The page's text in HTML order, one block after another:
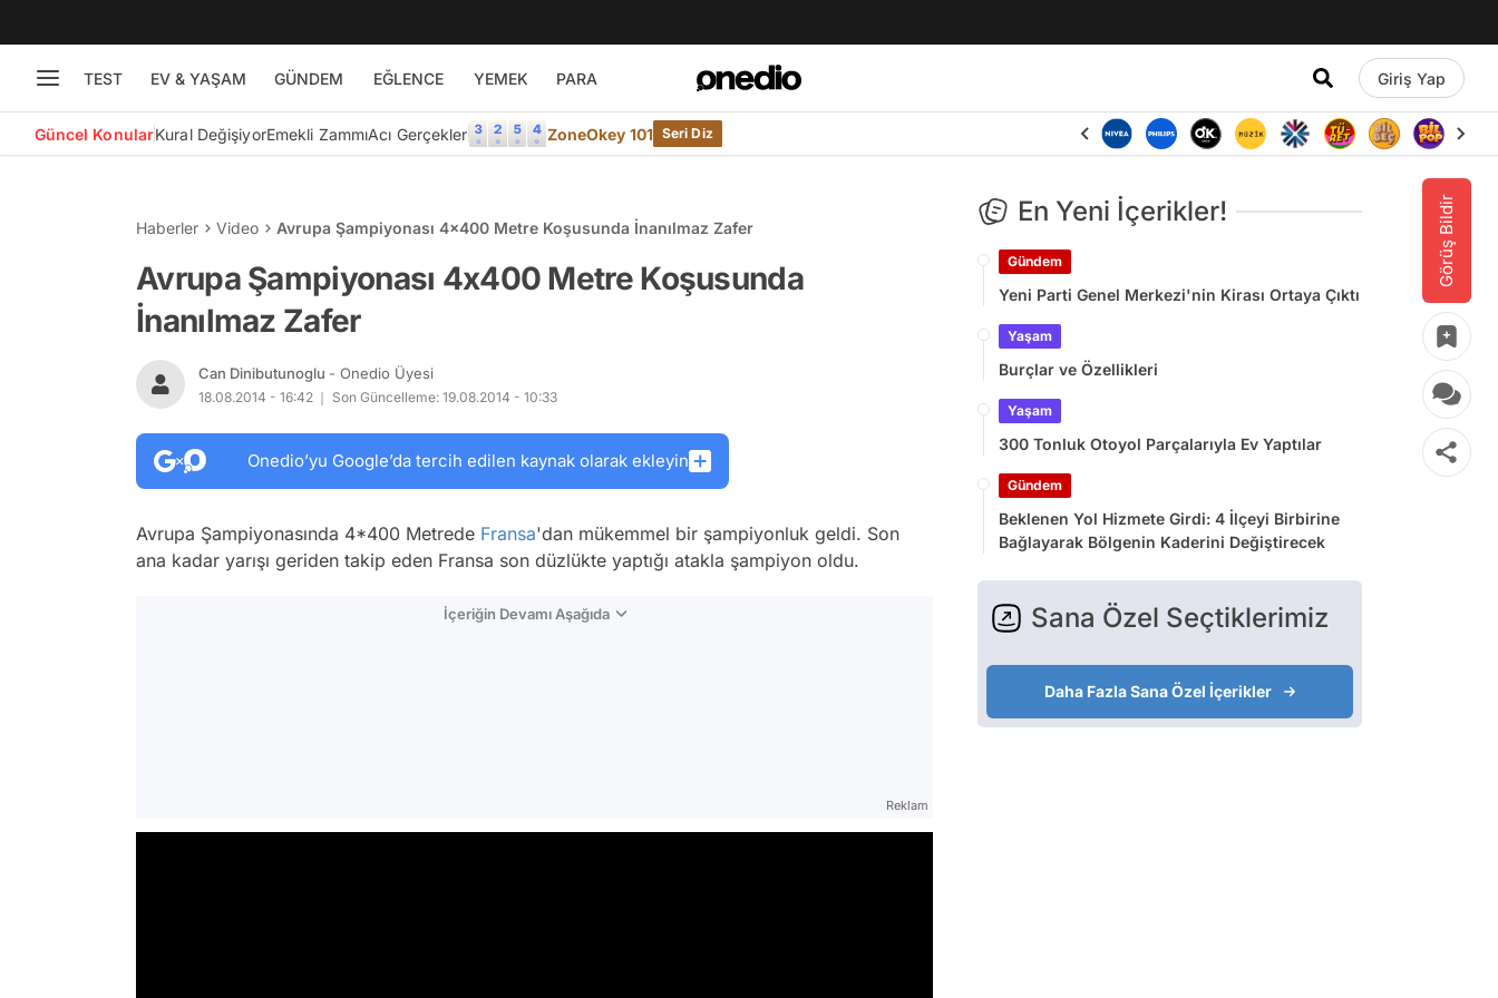
TEST EV & YAŞAM GÜNDEM EĞLENCE YEMEK PARA Giriş Yap
Güncel KonularKural DeğişiyorEmekli ZammıAcı Gerçekler ZoneOkey 101 Seri Diz
Görüş Bildir
Haberler Video Avrupa Şampiyonası 4x400 Metre Koşusunda İnanılmaz Zafer
Avrupa Şampiyonası 4x400 Metre Koşusunda
İnanılmaz Zafer
Can Dinibutunoglu - Onedio Üyesi
18.08.2014 - 16:42 Son Güncelleme: 19.08.2014 - 10:33
Onedio’yu Google’da tercih edilen kaynak olarak ekleyin
Avrupa Şampiyonasında 4*400 Metrede Fransa'dan mükemmel bir şampiyonluk geldi. Son
ana kadar yarışı geriden takip eden Fransa son düzlükte yaptığı atakla şampiyon oldu.
İçeriğin Devamı Aşağıda
Reklam
En Yeni İçerikler!
Gündem
Yeni Parti Genel Merkezi'nin Kirası Ortaya Çıktı
Yaşam
Burçlar ve Özellikleri
Yaşam
300 Tonluk Otoyol Parçalarıyla Ev Yaptılar
Gündem
Beklenen Yol Hizmete Girdi: 4 İlçeyi Birbirine
Bağlayarak Bölgenin Kaderini Değiştirecek
Sana Özel Seçtiklerimiz
Daha Fazla Sana Özel İçerikler